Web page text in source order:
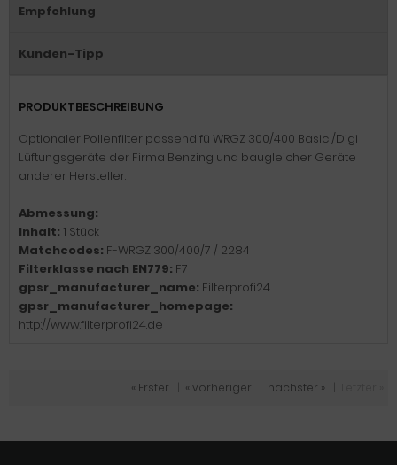
Empfehlung
Kunden-Tipp
PRODUKTBESCHREIBUNG
Optionaler Pollenfilter passend fü WRGZ 300/400 Basic /Digi
Lüftungsgeräte der Firma Benzing und baugleicher Geräte
anderer Hersteller.
Abmessung:
Inhalt: 1 Stück
Matchcodes: F-WRGZ 300/400/7 / 2284
Filterklasse nach EN779: F7
gpsr_manufacturer_name: Filterprofi24
gpsr_manufacturer_homepage:
http://www.filterprofi24.de
« Erster « vorheriger nächster »